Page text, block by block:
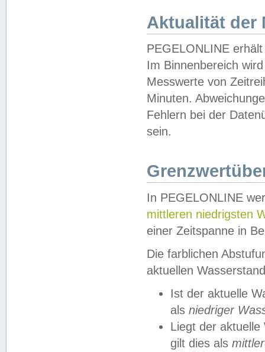
Aktualität der
PEGELONLINE
Im Binnenbereich
Messwerte von
Minuten.
Fehlern bei der
sein.
In PEGELONLINE
mittleren niedrigsten
einer Zeitspanne in
Die farblichen
aktuellen
Ist der aktuelle
als niedriger
Liegt der
gilt dies als